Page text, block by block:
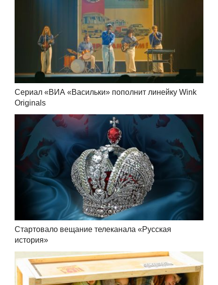
Сериал «ВИА «Васильки» пополнит линейку Wink
Originals
Cтартовало вещание телеканала «Русская
история»